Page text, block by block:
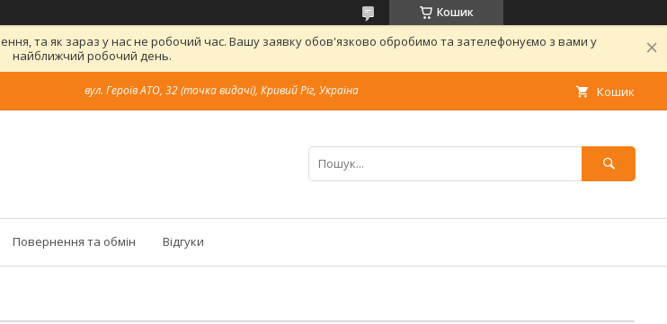
Кошик
та як зараз у нас не робочий час. Вашу заявку обов'язково обробимо та зателефонуємо з вами у
найближчий робочий день.
вул. Героїв АТО, 32 (точка видачі), Кривий Ріг, Україна Кошик
Повернення та обмін Відгуки